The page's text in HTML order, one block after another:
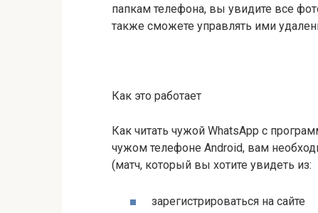
папкам телефона, вы увидите все
также сможете управлять ими
Как это работает
Как читать чужой WhatsApp с
чужом телефоне Android, вам
(матч, который вы хотите увидеть из:
зарегистрироваться на сайте